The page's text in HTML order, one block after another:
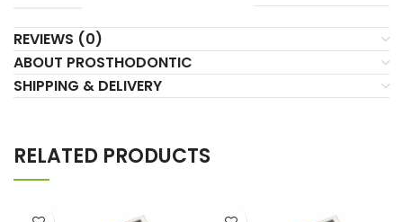
REVIEWS (0)
ABOUT PROSTHODONTIC
SHIPPING & DELIVERY
RELATED PRODUCTS